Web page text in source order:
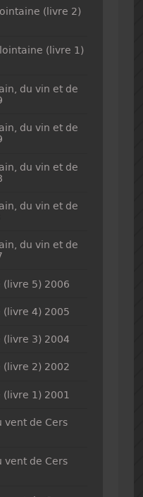
(livre 2)
(livre 1)
du vin et de
du vin et de
du vin et de
du vin et de
du vin et de
(livre 5) 2006
(livre 4) 2005
(livre 3) 2004
(livre 2) 2002
(livre 1) 2001
vent de Cers
vent de Cers